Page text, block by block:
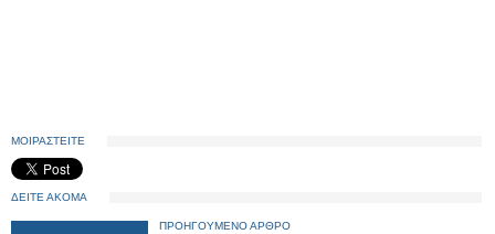
ΜΟΙΡΑΣΤΕΙΤΕ
ΔΕΙΤΕ ΑΚΟΜΑ
ΠΡΟΗΓΟΥΜΕΝΟ ΑΡΘΡΟ